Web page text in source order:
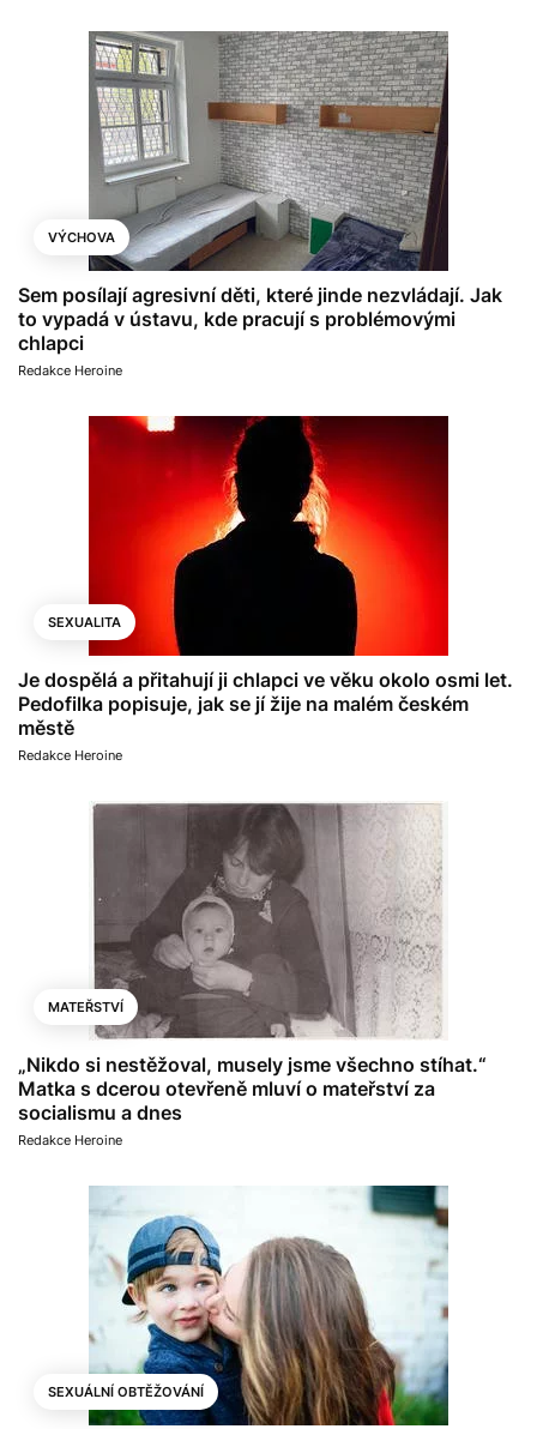
VÝCHOVA
Sem posílají agresivní děti, které jinde nezvládají. Jak
to vypadá v ústavu, kde pracují s problémovými
chlapci
Redakce Heroine
SEXUALITA
Je dospělá a přitahují ji chlapci ve věku okolo osmi let.
Pedofilka popisuje, jak se jí žije na malém českém
městě
Redakce Heroine
MATEŘSTVÍ
„Nikdo si nestěžoval, musely jsme všechno stíhat.“
Matka s dcerou otevřeně mluví o mateřství za
socialismu a dnes
Redakce Heroine
SEXUÁLNÍ OBTĚŽOVÁNÍ